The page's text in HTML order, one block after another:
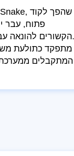
פתוח, עבר
הקשורים להונאה